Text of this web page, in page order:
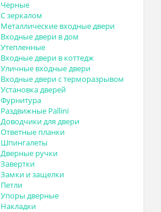
Черные
С зеркалом
Металлические входные двери
Входные двери в дом
Утепленные
Входные двери в коттедж
Уличные входные двери
Входные двери с терморазрывом
Установка дверей
Фурнитура
Раздвижные Pallini
Доводчики для двери
Ответные планки
Шпингалеты
Дверные ручки
Завертки
Замки и защелки
Петли
Упоры дверные
Накладки